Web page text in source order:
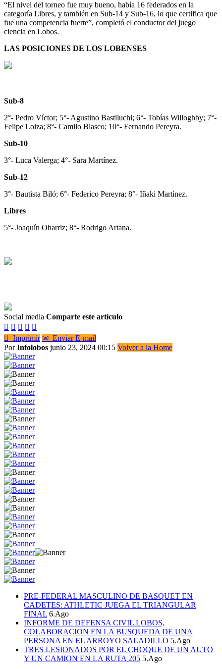
“El nivel del torneo fue muy bueno, había 16 federados en la
categoría Libres, y también en Sub-14 y Sub-16, lo que certifica que
fue una competencia fuerte”, completó el conductor del juego
ciencia en Lobos.
LAS POSICIONES DE LOS LOBENSES
Sub-8
2°- Pedro Víctor; 5°- Agustino Bastiluchi; 6°- Tobías Willoghby; 7°-
Felipe Loiza; 8°- Camilo Blasco; 10°- Fernando Pereyra.
Sub-10
3°- Luca Valerga; 4°- Sara Martínez.
Sub-12
3°- Bautista Biló; 6°- Federico Pereyra; 8°- Iñaki Martínez.
Libres
5°- Joaquín Oharriz; 8°- Rodrigo Artana.
Social media Comparte este artículo
    
 Imprimir ✉ Enviar E-mail
PorInfolobos junio 23, 2024 00:15 Volver a la Home
PRE-FEDERAL MASCULINO DE BASQUET EN
CADETES: ATHLETIC JUEGA EL TRIANGULAR
FINAL 6.Ago
INFORME DE DEFENSA CIVIL LOBOS,
COLABORACION EN LA BUSQUEDA DE UNA
PERSONA EN EL ARROYO SALADILLO 5.Ago
TRES LESIONADOS POR EL CHOQUE DE UN AUTO
Y UN CAMION EN LA RUTA 205 5.Ago